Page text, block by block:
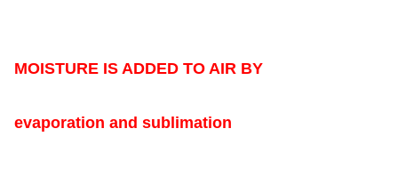
MOISTURE IS ADDED TO AIR BY
evaporation and sublimation